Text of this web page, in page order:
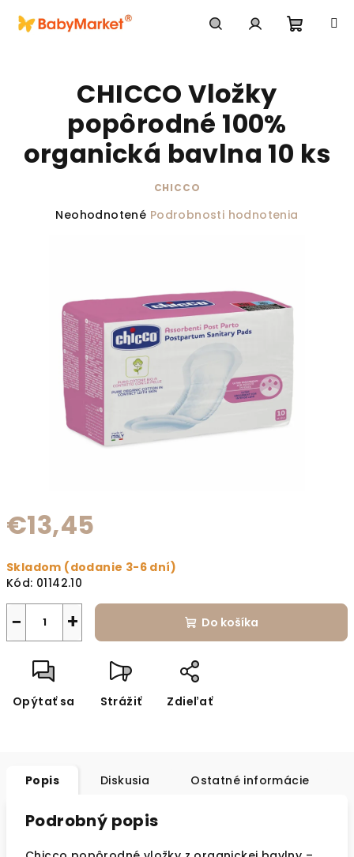
€13,45
Skladom (dodanie 3-6 dní)
Kód: 01142.10
+
− Do košíka
Opýtať sa Strážiť Zdieľať
CHICCO Vložky
popôrodné 100%
organická bavlna 10 ks
CHICCO
Priemerné hodnotenie produktu je 0,0 z 5
Neohodnotené Podrobnosti hodnotenia
Popis Diskusia Ostatné informácie
Podrobný popis